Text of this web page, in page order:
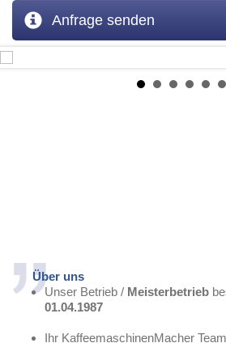
Anfrage senden
Über uns
Unser Betrieb / Meisterbetrieb
01.04.1987
Ihr KaffeemaschinenMacher